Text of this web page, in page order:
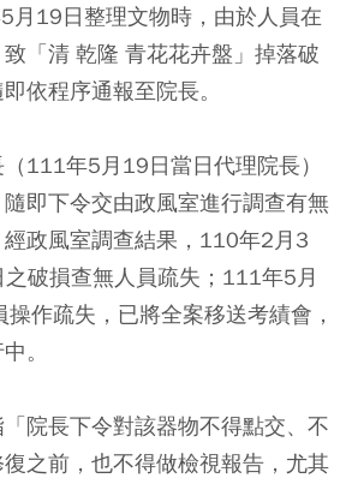
月19日整理文物時，由於人員在
「清 乾隆 青花花卉盤」掉落破
依程序通報至院長。
111年5月19日當日代理院長）
即下令交由政風室進行調查有無
政風室調查結果，110年2月3
破損查無人員疏失；111年5月
作疏失，已將全案移送考績會，
。
院長下令對該器物不得點交、不
之前，也不得做檢視報告，尤其